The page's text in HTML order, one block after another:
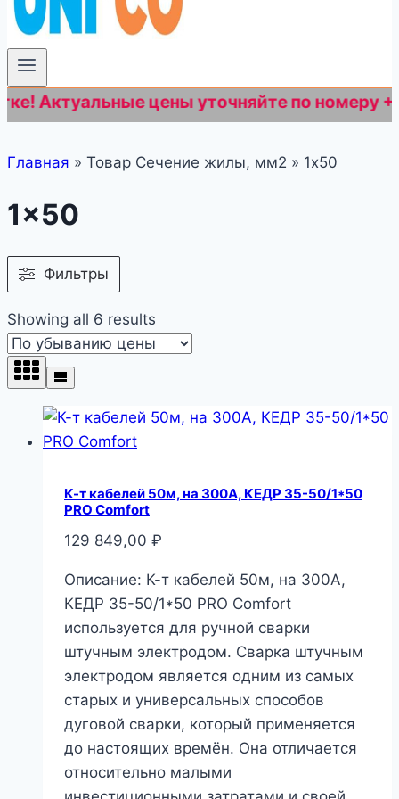
цены уточняйте по номеру +7
Главная » Товар Сечение жилы, мм2 » 1x50
1x50
Фильтры
Showing all 6 results
К-т кабелей 50м, на 300А, КЕДР 35-50/1*50
PRO Comfort
129 849,00 ₽
Описание: К-т кабелей 50м, на 300А,
КЕДР 35-50/1*50 PRO Comfort
используется для ручной сварки
штучным электродом. Сварка штучным
электродом является одним из самых
старых и универсальных способов
дуговой сварки, который применяется
до настоящих времён. Она отличается
относительно малыми